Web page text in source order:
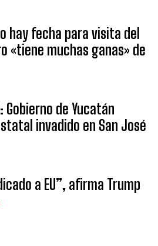
hay fecha para visita del
«tiene muchas ganas» de
Gobierno de Yucatán
invadido en San José
a EU”, afirma Trump